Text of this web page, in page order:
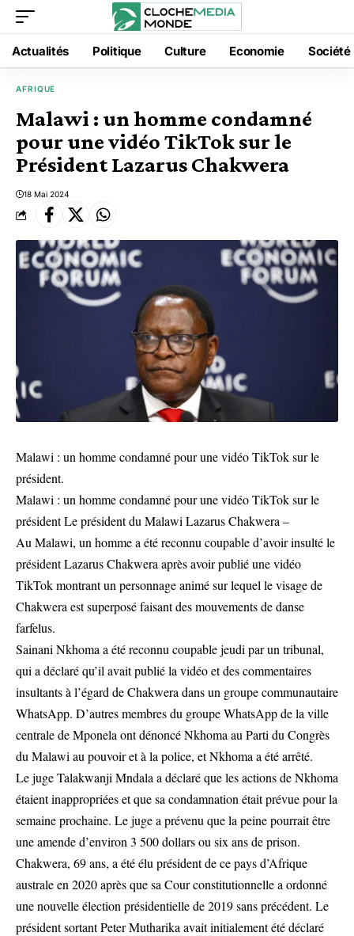
Actualités Politique Culture Economie Société
AFRIQUE
Malawi : un homme condamné
pour une vidéo TikTok sur le
Président Lazarus Chakwera
18 Mai 2024
Malawi : un homme condamné pour une vidéo TikTok sur le
président.
Malawi : un homme condamné pour une vidéo TikTok sur le
président Le président du Malawi Lazarus Chakwera –
Au Malawi, un homme a été reconnu coupable d’avoir insulté le
président Lazarus Chakwera après avoir publié une vidéo
TikTok montrant un personnage animé sur lequel le visage de
Chakwera est superposé faisant des mouvements de danse
farfelus.
Sainani Nkhoma a été reconnu coupable jeudi par un tribunal,
qui a déclaré qu’il avait publié la vidéo et des commentaires
insultants à l’égard de Chakwera dans un groupe communautaire
WhatsApp. D’autres membres du groupe WhatsApp de la ville
centrale de Mponela ont dénoncé Nkhoma au Parti du Congrès
du Malawi au pouvoir et à la police, et Nkhoma a été arrêté.
Le juge Talakwanji Mndala a déclaré que les actions de Nkhoma
étaient inappropriées et que sa condamnation était prévue pour la
semaine prochaine. Le juge a prévenu que la peine pourrait être
une amende d’environ 3 500 dollars ou six ans de prison.
Chakwera, 69 ans, a été élu président de ce pays d’Afrique
australe en 2020 après que sa Cour constitutionnelle a ordonné
une nouvelle élection présidentielle de 2019 sans précédent. Le
président sortant Peter Mutharika avait initialement été déclaré